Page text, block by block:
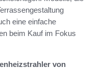
eine einfache
beim Kauf im Fokus
von